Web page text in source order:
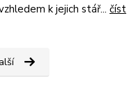
k jejich stář... číst